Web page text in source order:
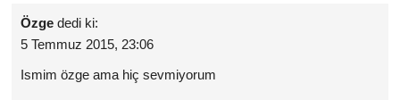
Özge dedi ki:
5 Temmuz 2015, 23:06
Ismim özge ama hiç sevmiyorum